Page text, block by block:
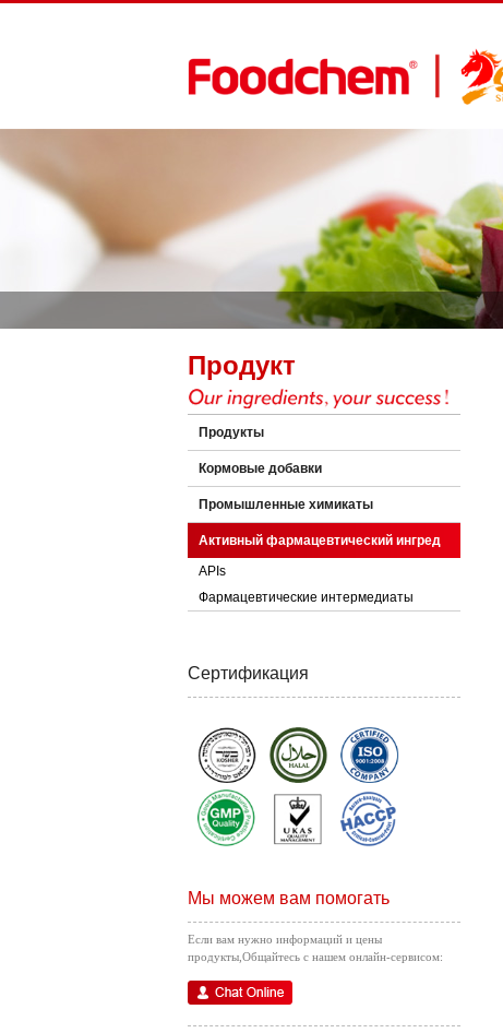
Продукт
Продукты
Кормовые добавки
Промышленные химикаты
Активный фармацевтический ингред
APIs
Фармацевтические интермедиаты
Сертификация
Мы можем вам помогать
Если вам нужно информаций и цены
продукты,Общайтесь с нашем онлайн-сервисом: